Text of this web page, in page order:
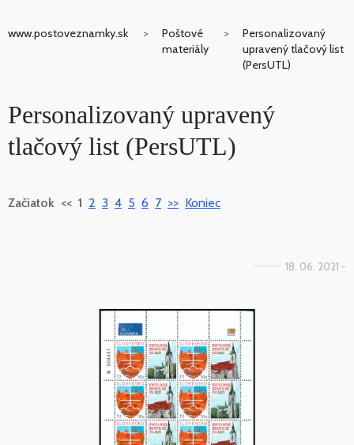
www.postoveznamky.sk
Poštové
materiály
Personalizovaný
upravený tlačový list
(PersUTL)
Personalizovaný upravený
tlačový list (PersUTL)
Začiatok << 1 2 3 4 5 6 7 >> Koniec
18. 06. 2021 -